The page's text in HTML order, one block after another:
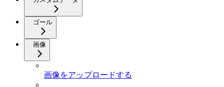
ゴール
画像
画像をアップロードする